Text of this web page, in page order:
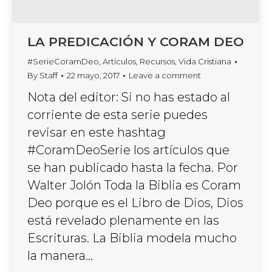
LA PREDICACIÓN Y CORAM DEO
#SerieCoramDeo Artículos Recursos Vida Cristiana
By Staff 22 mayo, 2017 Leave a comment
Nota del editor: Si no has estado al
corriente de esta serie puedes
revisar en este hashtag
#CoramDeoSerie los artículos que
se han publicado hasta la fecha. Por
Walter Jolón Toda la Biblia es Coram
Deo porque es el Libro de Dios, Dios
está revelado plenamente en las
Escrituras. La Biblia modela mucho
la manera…